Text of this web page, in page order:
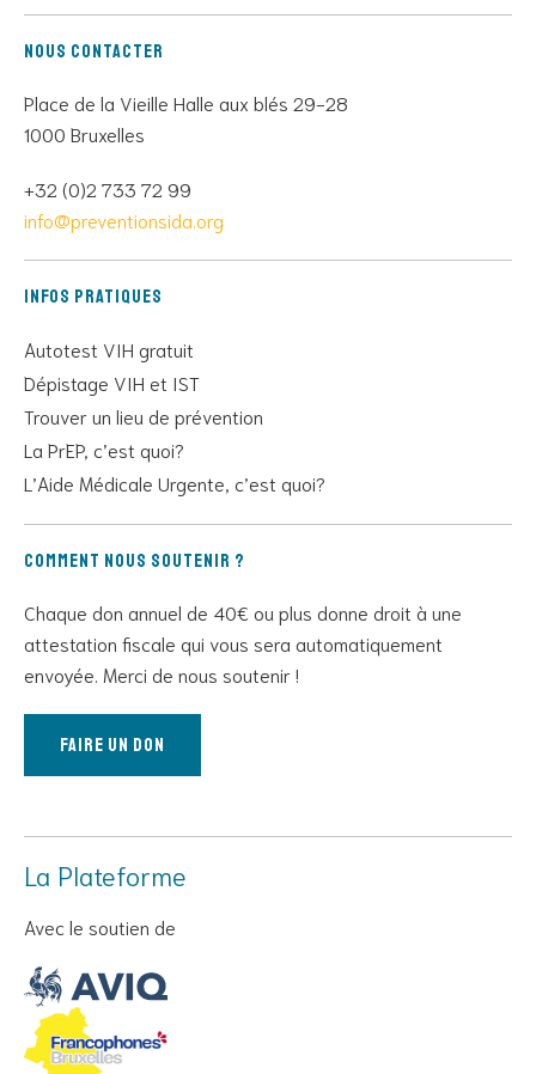
Nous contacter
Place de la Vieille Halle aux blés 29-28
1000 Bruxelles
+32 (0)2 733 72 99
info@preventionsida.org
Infos pratiques
Autotest VIH gratuit
Dépistage VIH et IST
Trouver un lieu de prévention
La PrEP, c’est quoi?
L’Aide Médicale Urgente, c’est quoi?
Comment nous soutenir ?
Chaque don annuel de 40€ ou plus donne droit à une
attestation fiscale qui vous sera automatiquement
envoyée. Merci de nous soutenir !
Faire un don
La Plateforme
Avec le soutien de